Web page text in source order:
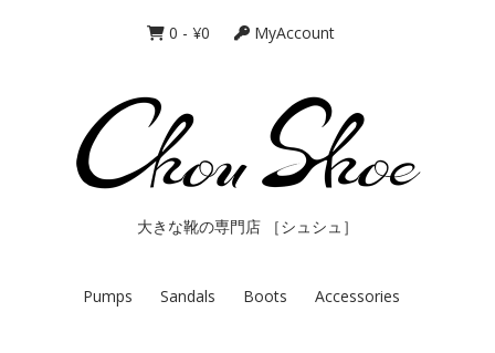
0 - ¥0 MyAccount
大きな靴の専門店 ［シュシュ］
Pumps Sandals Boots Accessories